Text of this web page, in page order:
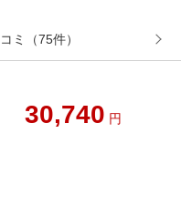
ミ（75件）
30,740 円